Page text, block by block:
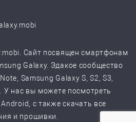
Сайт посвящен смартфонам
Galaxy. Эдакое сообщество
Samsung Galaxy S, S2, S3,
У нас вы можете посмотреть
с также скачать все
и прошивки.